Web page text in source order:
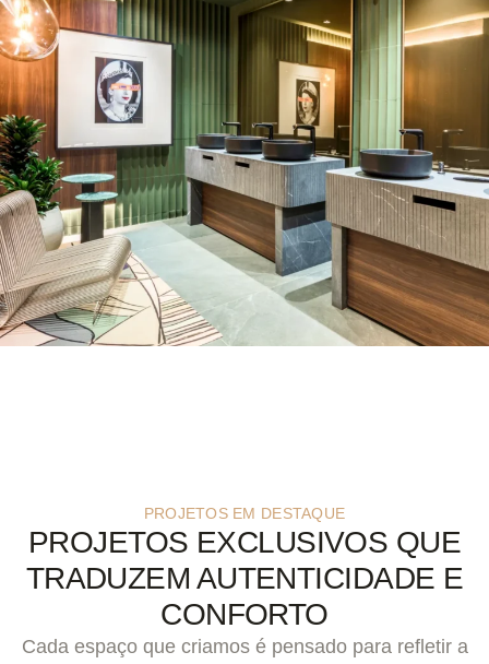
PROJETOS EM DESTAQUE
PROJETOS EXCLUSIVOS QUE
TRADUZEM AUTENTICIDADE E
CONFORTO
Cada espaço que criamos é pensado para refletir a